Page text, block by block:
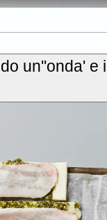
un''onda' e